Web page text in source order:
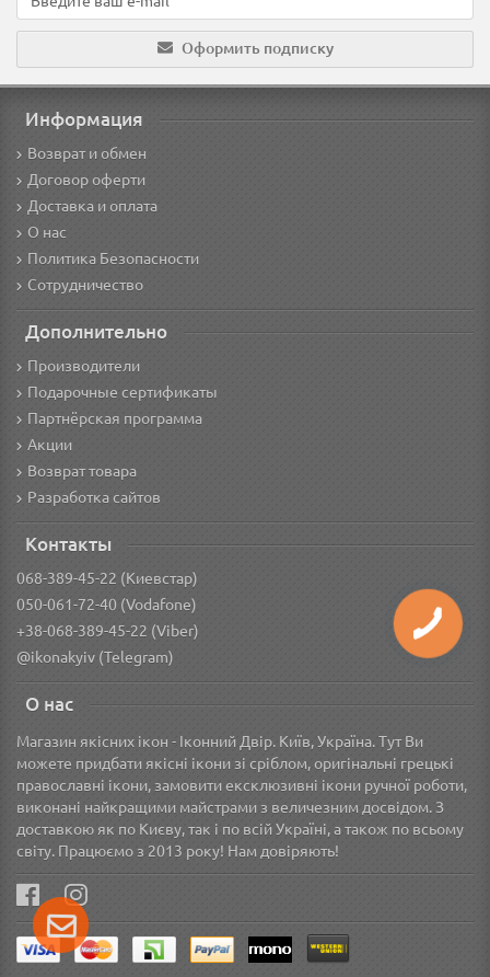
Оформить подписку
Информация
Возврат и обмен
Договор оферти
Доставка и оплата
О нас
Политика Безопасности
Сотрудничество
Дополнительно
Производители
Подарочные сертификаты
Партнёрская программа
Акции
Возврат товара
Разработка сайтов
Контакты
068-389-45-22 (Киевстар)
050-061-72-40 (Vodafone)
+38-068-389-45-22 (Viber)
@ikonakyiv (Telegram)
О нас
Магазин якісних ікон - Іконний Двір. Київ, Україна. Тут Ви
можете придбати якісні ікони зі сріблом, оригінальні грецькі
православні ікони, замовити ексклюзивні ікони ручної роботи,
виконані найкращими майстрами з величезним досвідом. З
доставкою як по Києву, так і по всій Україні, а також по всьому
світу. Працюємо з 2013 року! Нам довіряють!